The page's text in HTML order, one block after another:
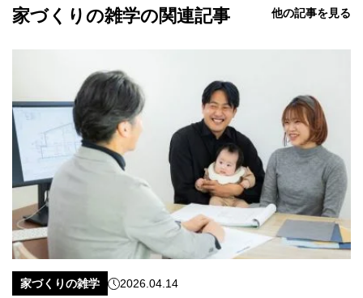
家づくりの雑学の関連記事 他の記事を見る
家づくりの雑学 2026.04.14